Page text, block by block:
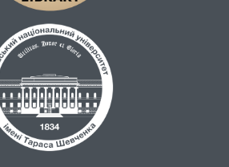
р. Десна в річному та
На основі
тенденцію до
розчинених
стоку головних
елементів, органічних